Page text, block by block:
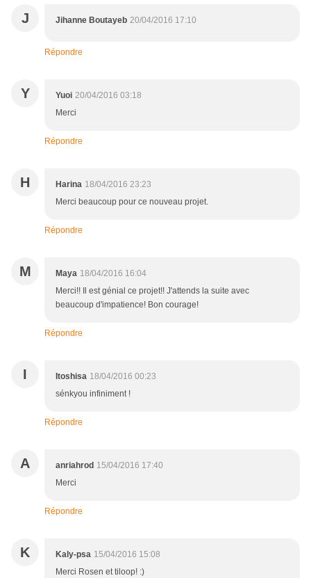
J Jihanne Boutayeb 20/04/2016 17:10
Répondre
Y Yuoi 20/04/2016 03:18
Merci
Répondre
H Harina 18/04/2016 23:23
Merci beaucoup pour ce nouveau projet.
Répondre
M Maya 18/04/2016 16:04
Merci!! Il est génial ce projet!! J'attends la suite avec
beaucoup d'impatience! Bon courage!
Répondre
I Itoshisa 18/04/2016 00:23
sénkyou infiniment !
Répondre
A anriahrod 15/04/2016 17:40
Merci
Répondre
K Kaly-psa 15/04/2016 15:08
Merci Rosen et tiloop! :)